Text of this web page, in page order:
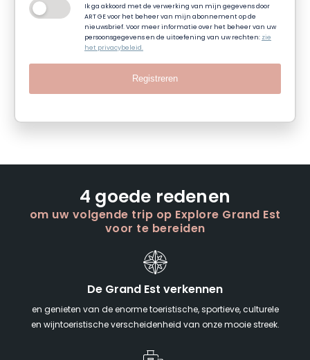
Ik ga akkoord met de verwerking van mijn gegevens door
ART GE voor het beheer van mijn abonnement op de
nieuwsbrief. Voor meer informatie over het beheer van uw
persoonsgegevens en de uitoefening van uw rechten: zie
het privacybeleid.
Registreren
4 goede redenen
om uw volgende trip op Explore Grand Est
voor te bereiden
De Grand Est verkennen
en genieten van de enorme toeristische, sportieve, culturele
en wijntoeristische verscheidenheid van onze mooie streek.